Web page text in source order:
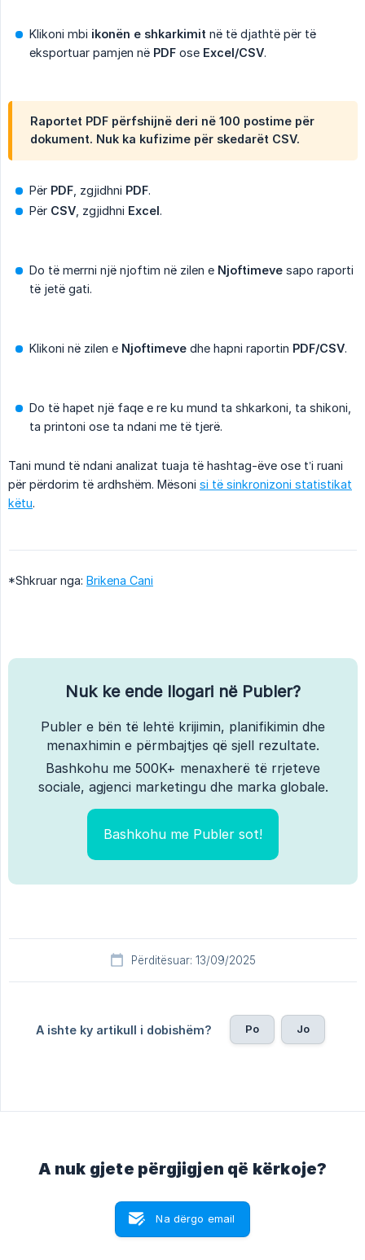
Klikoni mbi ikonën e shkarkimit në të djathtë për të
eksportuar pamjen në PDF ose Excel/CSV.
Raportet PDF përfshijnë deri në 100 postime për
dokument. Nuk ka kufizime për skedarët CSV.
Për PDF , zgjidhni PDF.
Për CSV , zgjidhni Excel.
Do të merrni një njoftim në zilen e Njoftimeve sapo raporti
të jetë gati.
Klikoni në zilen e Njoftimeve dhe hapni raportin PDF/CSV.
Do të hapet një faqe e re ku mund ta shkarkoni, ta shikoni,
ta printoni ose ta ndani me të tjerë.
Tani mund të ndani analizat tuaja të hashtag-ëve ose t’i ruani
për përdorim të ardhshëm. Mësoni si të sinkronizoni statistikat
këtu.
*Shkruar nga: Brikena Cani
Nuk ke ende llogari në Publer?
Publer e bën të lehtë krijimin, planifikimin dhe
menaxhimin e përmbajtjes që sjell rezultate.
Bashkohu me 500K+ menaxherë të rrjeteve
sociale, agjenci marketingu dhe marka globale.
Bashkohu me Publer sot!
Përditësuar: 13/09/2025
A ishte ky artikull i dobishëm? Po Jo
A nuk gjete përgjigjen që kërkoje?
Na dërgo email